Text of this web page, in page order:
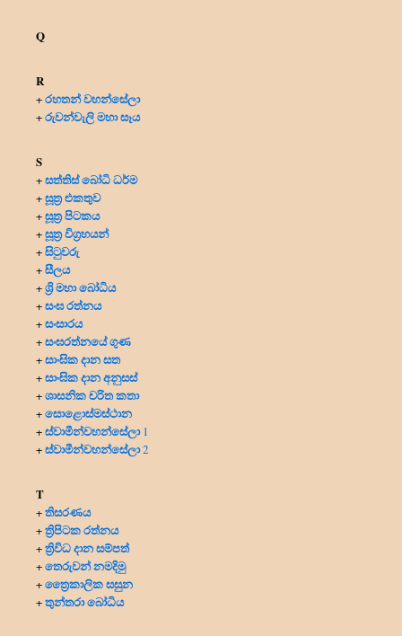
Q
R
+රහතන් වහන්සේලා
+රුවන්වැලි මහා සෑය
S
+සත්තිස් බෝධි ධර්ම
+සූත්‍ර එකතුව
+සූත්‍ර පිටකය
+සූත්‍ර විග්‍රහයන්
+සිටුවරු
+සීලය
+ශ්‍රි මහා බෝධිය
+සංඝ රත්නය
+සංසාරය
+සංඝරත්නයේ ගුණ
+සාංඝික දාන සත
+සාංඝික දාන අනුසස්
+ශාසනික චරිත කතා
+සොළොස්මස්ථාන
+ස්වාමීන්වහන්සේලා1
+ස්වාමීන්වහන්සේලා2
T
+තිසරණය
+ත්‍රිපිටක රත්නය
+ත්‍රිවිධ දාන සම්පත්
+තෙරුවන් නමදිමු
+ත්‍රෛකාලික සසුන
+තුන්තරා බෝධිය